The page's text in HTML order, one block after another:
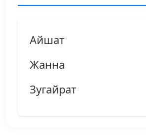
Айшат
Жанна
Зугайрат